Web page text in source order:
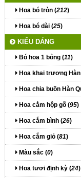
Hoa bó tròn (212)
Hoa bó dài (25)
KIỂU DÁNG
Bó hoa 1 bông (11)
Hoa khai trương
Hoa chia buồn Hàn
Hoa cắm hộp gỗ (95)
Hoa cắm bình (26)
Hoa cắm giỏ (81)
Màu sắc (0)
Hoa tươi định kỳ (24)